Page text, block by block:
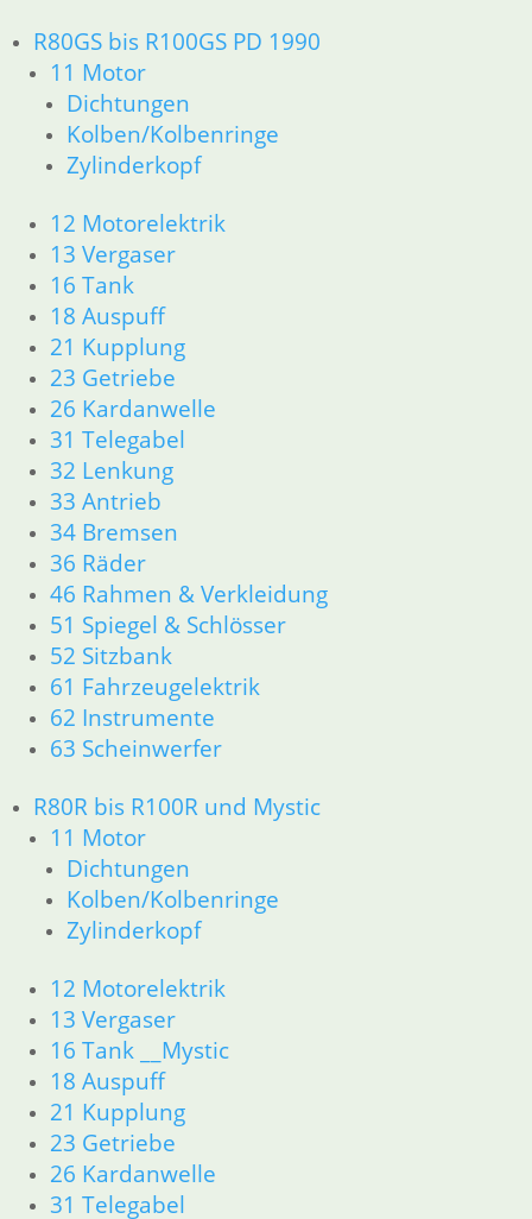
R80GS bis R100GS PD 1990
11 Motor
Dichtungen
Kolben/Kolbenringe
Zylinderkopf
12 Motorelektrik
13 Vergaser
16 Tank
18 Auspuff
21 Kupplung
23 Getriebe
26 Kardanwelle
31 Telegabel
32 Lenkung
33 Antrieb
34 Bremsen
36 Räder
46 Rahmen & Verkleidung
51 Spiegel & Schlösser
52 Sitzbank
61 Fahrzeugelektrik
62 Instrumente
63 Scheinwerfer
R80R bis R100R und Mystic
11 Motor
Dichtungen
Kolben/Kolbenringe
Zylinderkopf
12 Motorelektrik
13 Vergaser
16 Tank __Mystic
18 Auspuff
21 Kupplung
23 Getriebe
26 Kardanwelle
31 Telegabel
51 Spiegel & Schlösser
52 Sitzbank
61 Fahrzeugelektrik
62 Instrumente
63 Scheinwerfer
R80R bis R100R und Mystic
Dichtungen
Kolben/Kolbenringe
Zylinderkopf
12 Motorelektrik
13 Vergaser
16 Tank __Mystic
18 Auspuff
21 Kupplung
23 Getriebe
26 Kardanwelle
31 Telegabel
32 Lenkung
33 Antrieb
34 Bremsen
36 Räder
46 Rahmen & Verkleidung
51 Spiegel & Schlösser
61 Fahrzeugelektrik
62 Instrumente
63 Scheinwerfer
Ersatzteile
Aufkleber
K-Modelle Aufkleber
GS Modelle Aufkleber
Dekorsätze Aufkleber
Hinweisschilder Aufkleber
Motor
Zylinder/Zylinderkopf
Motorteile
Dichtungen
Motordichtungen
Antriebstrangdichtung
Getriebe
Vergaser/Kraftstoff/Tank
Vergaser